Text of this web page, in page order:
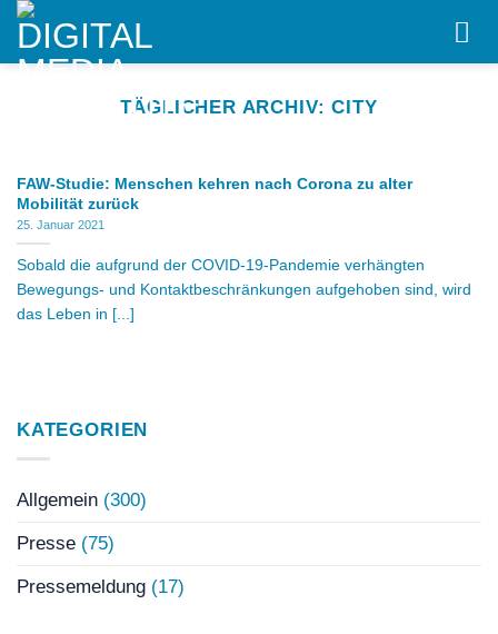
Skip
content
TÄGLICHER ARCHIV:CITY
FAW-Studie: Menschen kehren nach Corona zu alter
Mobilität zurück
25. Januar 2021
Sobald die aufgrund der COVID-19-Pandemie verhängten
Bewegungs- und Kontaktbeschränkungen aufgehoben sind, wird
das Leben in [...]
KATEGORIEN
Allgemein (300)
Presse (75)
Pressemeldung (17)